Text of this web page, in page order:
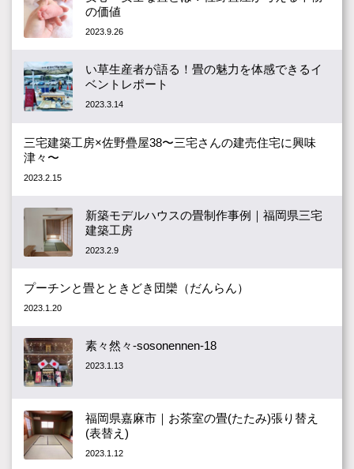
の価値
2023.9.26
い草生産者が語る！畳の魅力を体感できるイ
ベントレポート
2023.3.14
三宅建築工房×佐野疊屋38〜三宅さんの建売住宅に興味
津々〜
2023.2.15
新築モデルハウスの畳制作事例｜福岡県三宅
建築工房
2023.2.9
プーチンと畳とときどき団欒（だんらん）
2023.1.20
素々然々-sosonennen-18
2023.1.13
福岡県嘉麻市｜お茶室の畳(たたみ)張り替え
(表替え)
2023.1.12